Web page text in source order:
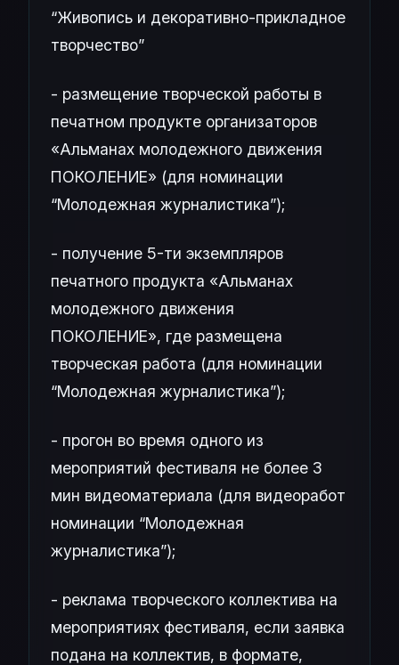
“Живопись и декоративно-прикладное
творчество”
- размещение творческой работы в
печатном продукте организаторов
«Альманах молодежного движения
ПОКОЛЕНИЕ» (для номинации
“Молодежная журналистика”);
- получение 5-ти экземпляров
печатного продукта «Альманах
молодежного движения
ПОКОЛЕНИЕ», где размещена
творческая работа (для номинации
“Молодежная журналистика”);
- прогон во время одного из
мероприятий фестиваля не более 3
мин видеоматериала (для видеоработ
номинации “Молодежная
журналистика”);
- реклама творческого коллектива на
мероприятиях фестиваля, если заявка
подана на коллектив, в формате,